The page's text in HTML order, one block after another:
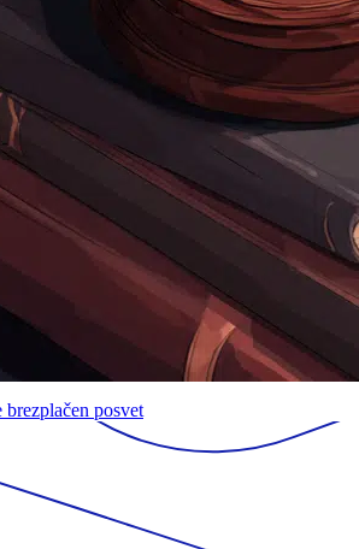
brezplačen posvet